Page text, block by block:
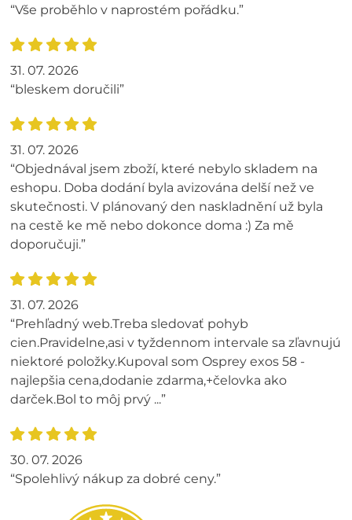
“Vše proběhlo v naprostém pořádku.”
31. 07. 2026
“bleskem doručili”
31. 07. 2026
“Objednával jsem zboží, které nebylo skladem na
eshopu. Doba dodání byla avizována delší než ve
skutečnosti. V plánovaný den naskladnění už byla
na cestě ke mě nebo dokonce doma :) Za mě
doporučuji.”
31. 07. 2026
“Prehľadný web.Treba sledovať pohyb
cien.Pravidelne,asi v tyždennom intervale sa zľavnujú
niektoré položky.Kupoval som Osprey exos 58 -
najlepšia cena,dodanie zdarma,+čelovka ako
darček.Bol to môj prvý ...”
30. 07. 2026
“Spolehlivý nákup za dobré ceny.”